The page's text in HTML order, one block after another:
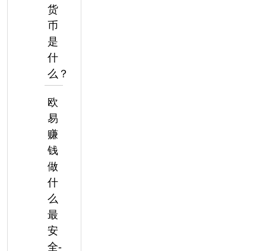
货
币
是
什
么？
欧
易
赚
钱
做
什
么
最
安
全-